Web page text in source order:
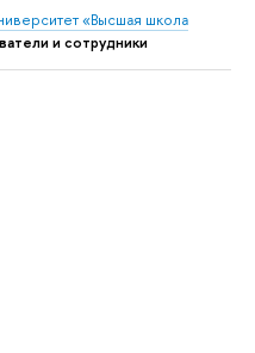
«Высшая школа
и сотрудники